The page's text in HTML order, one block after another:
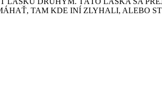
TAM KDE INÍ ZLYHALI, ALEBO